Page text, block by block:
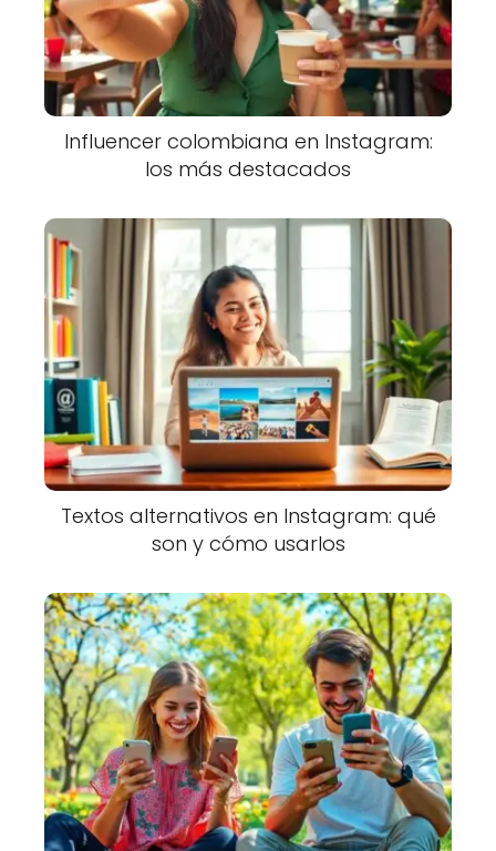
Influencer colombiana en Instagram:
los más destacados
Textos alternativos en Instagram: qué
son y cómo usarlos